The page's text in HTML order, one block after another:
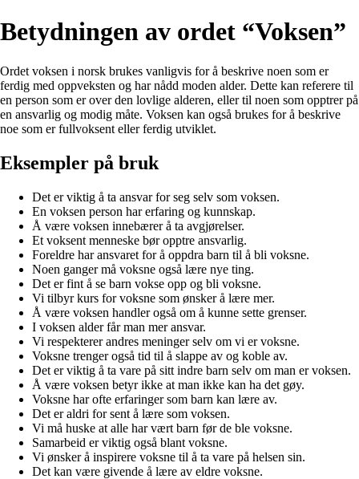
Betydningen av ordet “Voksen”
Ordet voksen i norsk brukes vanligvis for å beskrive noen som er
ferdig med oppveksten og har nådd moden alder. Dette kan referere til
en person som er over den lovlige alderen, eller til noen som opptrer på
en ansvarlig og modig måte. Voksen kan også brukes for å beskrive
noe som er fullvoksent eller ferdig utviklet.
Eksempler på bruk
Det er viktig å ta ansvar for seg selv som voksen.
En voksen person har erfaring og kunnskap.
Å være voksen innebærer å ta avgjørelser.
Et voksent menneske bør opptre ansvarlig.
Foreldre har ansvaret for å oppdra barn til å bli voksne.
Noen ganger må voksne også lære nye ting.
Det er fint å se barn vokse opp og bli voksne.
Vi tilbyr kurs for voksne som ønsker å lære mer.
Å være voksen handler også om å kunne sette grenser.
I voksen alder får man mer ansvar.
Vi respekterer andres meninger selv om vi er voksne.
Voksne trenger også tid til å slappe av og koble av.
Det er viktig å ta vare på sitt indre barn selv om man er voksen.
Å være voksen betyr ikke at man ikke kan ha det gøy.
Voksne har ofte erfaringer som barn kan lære av.
Det er aldri for sent å lære som voksen.
Vi må huske at alle har vært barn før de ble voksne.
Samarbeid er viktig også blant voksne.
Vi ønsker å inspirere voksne til å ta vare på helsen sin.
Det kan være givende å lære av eldre voksne.